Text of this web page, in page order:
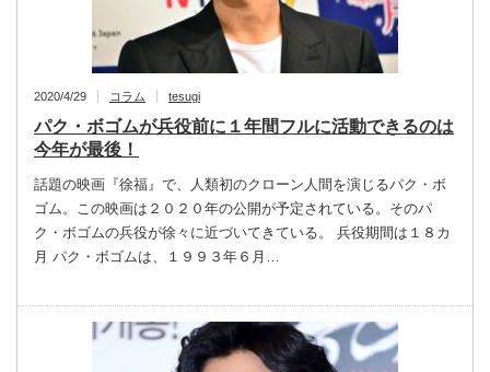
2020/4/29 コラム tesugi
パク・ボゴムが兵役前に１年間フルに活動できるのは
今年が最後！
話題の映画『徐福』で、人類初のクローン人間を演じるパク・ボ
ゴム。この映画は２０２０年の公開が予定されている。そのパ
ク・ボゴムの兵役が徐々に近づいてきている。 兵役期間は１８カ
月 パク・ボゴムは、１９９３年６月…